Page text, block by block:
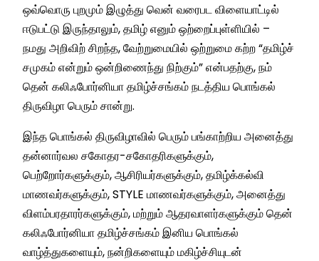
ஒவ்வொரு புறமும் இழுத்து வென் வரைபட விளையாட்டில்
ஈடுபட்டு இருந்தாலும், தமிழ் எனும் ஒற்றைப்புள்ளியில் –
நமது அறிவிற் சிறந்த, வேற்றுமையில் ஒற்றுமை கற்ற “தமிழ்ச்
சமுகம் என்றும் ஒன்றிணைந்து நிற்கும்” என்பதற்கு, நம்
தென் கலிஃபோர்னியா தமிழ்ச்சங்கம் நடத்திய பொங்கல்
திருவிழா பெரும் சான்று.
இந்த பொங்கல் திருவிழாவில் பெரும் பங்காற்றிய அனைத்து
தன்னார்வல சகோதர-சகோதரிகளுக்கும்,
பெற்றோர்களுக்கும், ஆசிரியர்களுக்கும், தமிழ்க்கல்வி
மாணவர்களுக்கும், STYLE மாணவர்களுக்கும், அனைத்து
விளம்பரதாரர்களுக்கும், மற்றும் ஆதரவாளர்களுக்கும் தென்
கலிஃபோர்னியா தமிழ்ச்சங்கம் இனிய பொங்கல்
வாழ்த்துகளையும், நன்றிகளையும் மகிழ்ச்சியுடன்